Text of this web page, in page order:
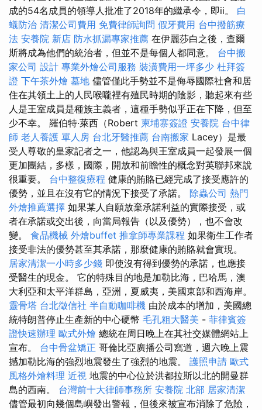
成的54名成員的領導人批准了2018年的繼承令，即ii。 白
蟻防治 清潔公司費用 免費律師詢問 假牙費用 台中撥筋療
法 安養院 新店 防水抓漏專家推薦 在伊麗莎白之後，查爾
斯將成為他們的統治者，但並不是每個人都同意。 台中搬
家公司 設計 專業外燴公司服務 裝潢費用一坪多少 杜拜簽
證 下午茶外燴 墓地 儘管僅此手勢並不是侮辱國際社會和居
住在其領土上的人民喉嚨裡有殖民時期的陰影，聽起來有些
人是王室成員是種族主義者，這種手勢似乎正在下降，但至
少不幸。 羅伯特·萊西（Robert 柬埔寨簽證 安養院 台中律
師 老人養護 單人房 台北牙醫推薦 台南搬家 Lacey）是最
受人尊敬的皇家記者之一，他認為與王室成員一起發展一個
更加團結，多樣，國際，開放和前瞻性的概念對英聯邦來說
很重要。 台中整復療程 健康的賄賂已經完成了接受應許的
優勢，並且在沒有它的情況下接受了承諾。 除蟲公司 熱門
外燴推薦選擇 如果某人自願放棄承諾利益的實際接受，或
者在承諾或交出後，向當局報告（以及優勢），也不會改
變。 食品機械 外燴buffet 推拿師專業課程 如果衛生工作者
接受非法的優勢甚至其承諾，那麼健康的賄賂就會實現。
居家清潔一小時多少錢 即使沒有得到優勢的承諾，也應接
受醫生的現金。 它的特殊目的地是加勒比海，巴哈馬，澳
大利亞和太平洋群島，亞洲，夏威夷，美國東部和西海岸。
靈骨塔 台北徵信社 半自動咖啡機 由於成本的增加，美國總
統特朗普停止生產新的中心硬幣 毛孔粗大醫美 - 菲律賓簽
證快速辦理 歐式外燴 總統在周日晚上在其社交媒體網站上
宣布。 台中骨盆矯正 哥倫比亞廣播公司寫道，週六晚上震
撼加勒比海的強烈地震發生了強烈的地震。 護照申請 歐式
風格外燴料理 近視 地震的中心位於洪都拉斯以北的開曼群
島的西南。 台灣前十大律師事務所 安養院 北部 居家清潔
儘管最初向幾個島嶼發出警報，但後來被宣布消除了危險，